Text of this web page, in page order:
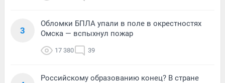
3
Обломки БПЛА упали в поле в окрестностях
Омска — вспыхнул пожар
17 380 39
Российскому образованию конец? В стране